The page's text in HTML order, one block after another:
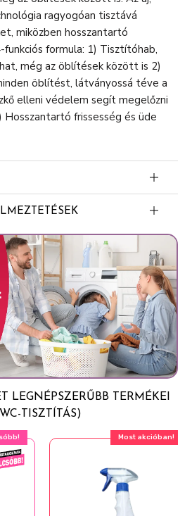
ragyogóan tisztává
miközben hosszantartó
formula: 1) Tisztítóhab,
még az öblítések között is 2)
öblítést, látványossá téve a
elleni védelem segít megelőzni
Hosszantartó frissesség és üde
anyagok
Linalyl Acetate, Citronellol,
Alpha-Isomethyl Ionone,
Acetate)
Flower WC frissítő. Figyelem.
szemirritációt okoz. Orvosi
kéznél a termék edényét
elzárva tartandó.
használata kötelező. HA
bő vízzel. SZEMBE KERÜLÉS
tartó óvatos öblítés vízzel. Adott
eltávolítása, ha könnyen
folytatása. Ha a szemirritáció
kell kérni.
LEGNÉPSZERŰBB TERMÉKEI
TISZTÍTÁS)
Most akcióban!